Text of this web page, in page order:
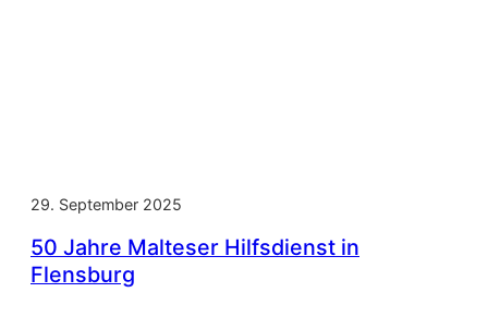
29. September 2025
50 Jahre Malteser Hilfsdienst in
Flensburg